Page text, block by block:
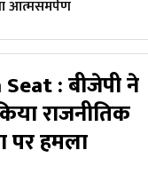
आत्मसमर्पण
: बीजेपी ने
राजनीतिक
पर हमला